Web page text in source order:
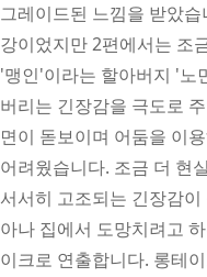
그레이드된 느낌을 받았
강이었지만 2편에서는 조
'맹인'이라는 할아버지 '노
버리는 긴장감을 극도로
면이 돋보이며 어둠을 이
어려웠습니다. 조금 더 현
서서히 고조되는 긴장감
아나 집에서 도망치려고
이크로 연출합니다. 롱테